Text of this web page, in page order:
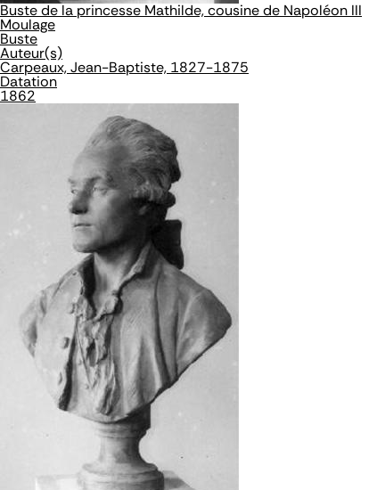
Buste de la princesse Mathilde, cousine de Napoléon III
Moulage
Buste
Auteur(s)
Carpeaux, Jean-Baptiste, 1827-1875
Datation
1862